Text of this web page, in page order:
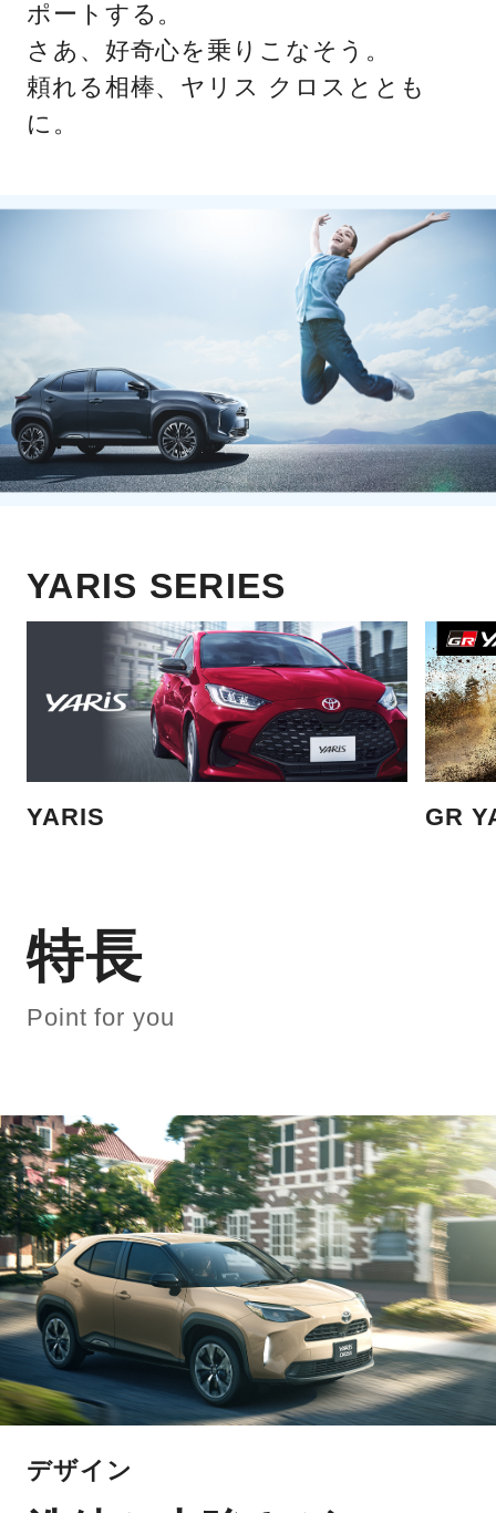
ポートする。
さあ、好奇心を乗りこなそう。
頼れる相棒、ヤリス クロスととも
に。
YARIS SERIES
YARIS GR
特長
Point for you
デザイン